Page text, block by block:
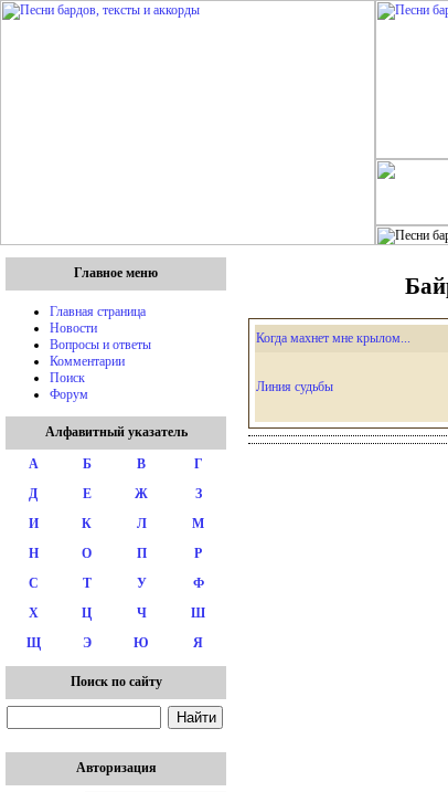
Главное меню
Главная страница
Новости
Вопросы и ответы
Комментарии
Поиск
Форум
Алфавитный указатель
А Б В
Г
Д
Е Ж
З
И
К Л
М
Н
О П
Р
С
Т У
Ф
Х
Ц Ч
Ш
Щ
Э Ю Я
Поиск по сайту
Авторизация
Когда махнет мне крылом...
Линия судьбы